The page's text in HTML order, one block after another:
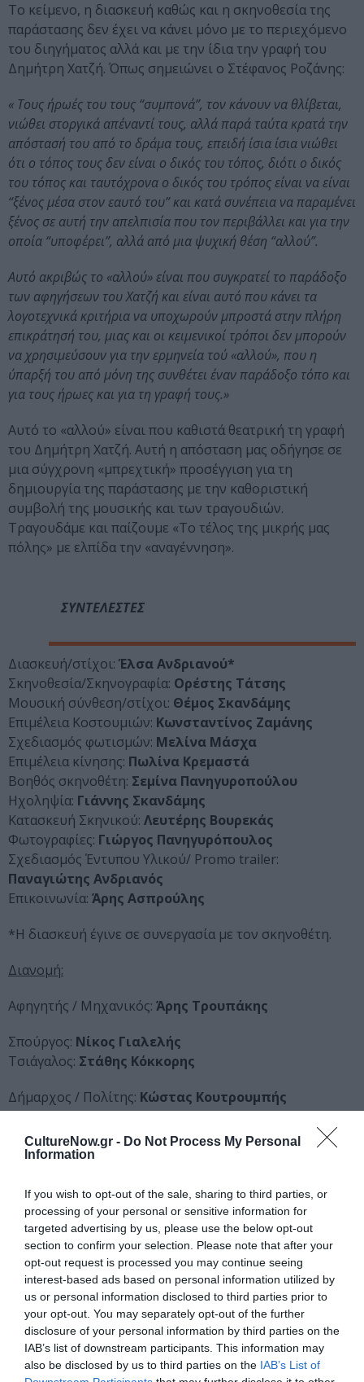
CultureNow.gr - Do Not Process My Personal
Information
If you wish to opt-out of the sale, sharing to third parties, or
processing of your personal or sensitive information for
targeted advertising by us, please use the below opt-out
section to confirm your selection. Please note that after your
opt-out request is processed you may continue seeing
interest-based ads based on personal information utilized by
us or personal information disclosed to third parties prior to
your opt-out. You may separately opt-out of the further
disclosure of your personal information by third parties on the
IAB’s list of downstream participants. This information may
also be disclosed by us to third parties on the IAB’s List of
Το κείμενο, η διασκευή καθώς και η σκηνοθεσία της
παράστασης δεν έχει να κάνει μόνο με το περιεχόμενο
του διηγήματος αλλά και με την ίδια την γραφή του
Δημήτρη Χατζή. Όπως σημειώνει ο Στέφανος Ροζάνης:
« Τους ήρωές του τους “συμπονά”, τον κάνουν να θλίβεται,
νιώθει στοργικά απέναντί τους, αλλά παρά ταύτα κρατά την
απόστασή του από το δράμα τους, επειδή ίσια ίσια νιώθει
ότι ο τόπος τους δεν είναι ο δικός του τόπος, διότι ο δικός
του τόπος και ταυτόχρονα ο δικός του τρόπος είναι να είναι
“ξένος μέσα στον εαυτό του” και κατά συνέπεια να παραμένει
ξένος σε αυτή την απελπισία που τον περιβάλλει και για την
οποία “υποφέρει”, αλλά από μια ψυχική θέση “αλλού”.
Αυτό ακριβώς το «αλλού» είναι που συγκρατεί το παράδοξο
των αφηγήσεων του Χατζή και είναι αυτό που κάνει τα
λογοτεχνικά κριτήρια να υποχωρούν μπροστά στην πλήρη
επικράτησή του, μιας και οι κειμενικοί τρόποι δεν μπορούν
να χρησιμεύσουν για την ερμηνεία τού «αλλού», που η
ύπαρξή του από μόνη της συνθέτει έναν παράδοξο τόπο και
για τους ήρωες και για τη γραφή τους.»
Αυτό το «αλλού» είναι που καθιστά θεατρική τη γραφή
του Δημήτρη Χατζή. Αυτή η απόσταση μας οδήγησε σε
μια σύγχρονη «μπρεχτική» προσέγγιση για τη
δημιουργία της παράστασης με την καθοριστική
συμβολή της μουσικής και των τραγουδιών.
Τραγουδάμε και παίζουμε «Το τέλος της μικρής μας
πόλης» με ελπίδα την «αναγέννηση».
ΣΥΝΤΕΛΕΣΤΕΣ
Διασκευή/στίχοι: Έλσα Ανδριανού*
Σκηνοθεσία/Σκηνογραφία: Ορέστης Τάτσης
Μουσική σύνθεση/στίχοι: Θέμος Σκανδάμης
Επιμέλεια Κοστουμιών: Κωνσταντίνος Ζαμάνης
Σχεδιασμός φωτισμών: Μελίνα Μάσχα
Επιμέλεια κίνησης: Πωλίνα Κρεμαστά
Βοηθός σκηνοθέτη: Σεμίνα Πανηγυροπούλου
Ηχοληψία: Γιάννης Σκανδάμης
Κατασκευή Σκηνικού: Λευτέρης Βουρεκάς
Φωτογραφίες: Γιώργος Πανηγυρόπουλος
Σχεδιασμός Έντυπου Υλικού/ Promo trailer:
Παναγιώτης Ανδριανός
Επικοινωνία: Άρης Ασπρούλης
*Η διασκευή έγινε σε συνεργασία με τον σκηνοθέτη.
Διανομή:
Αφηγητής / Μηχανικός: Άρης Τρουπάκης
Σπούργος: Νίκος Γιαλελής
Τσιάγαλος: Στάθης Κόκκορης
Δήμαρχος / Πολίτης: Κώστας Κουτρουμπής
Δικηγόρος / Αστυνόμος / Πολίτης:Δημήτρης
Μηλιώτης
Μουσικός επί σκηνής:
Διάρκεια:100 λεπτά
Ταυτότητα Εκδήλωσης
Ημερομηνία:
Από: 04/05/2022 Εως:
29/05/2022
Τετάρτη με Κυριακή στις 21:00
Τοποθεσία: